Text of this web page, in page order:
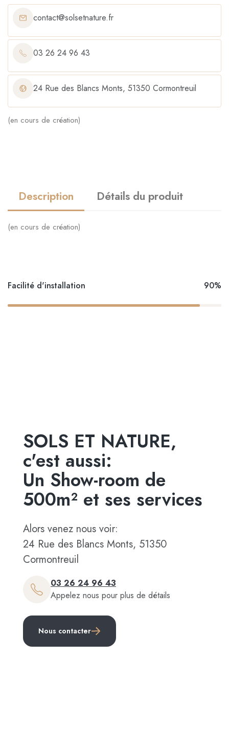
contact@solsetnature.fr
03 26 24 96 43
24 Rue des Blancs Monts, 51350 Cormontreuil
(en cours de création)
Description Détails du produit
(en cours de création)
Facilité d'installation 90%
SOLS ET NATURE,
c'est aussi:
Un Show-room de
500m² et ses services
Alors venez nous voir:
24 Rue des Blancs Monts, 51350
Cormontreuil
03 26 24 96 43
Appelez nous pour plus de détails
Nous contacter